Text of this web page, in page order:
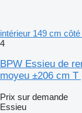
intérieur 149 cm
4
BPW Essieu de
moyeu ±206 cm T
Prix sur demande
Essieu